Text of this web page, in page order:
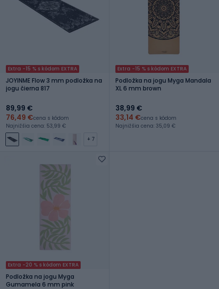
Extra -15 % s kódom EXTRA
JOYINME Flow 3 mm podložka na
jogu čierna 817
89,99 €
76,49 €cena s kódom
Najnižšia cena: 53,99 €
+ 7
Extra -15 % s kódom EXTRA
Podložka na jogu Myga Mandala
XL 6 mm brown
38,99 €
33,14 €cena s kódom
Najnižšia cena: 35,09 €
Extra -20 % s kódom EXTRA
Podložka na jogu Myga
Gumamela 6 mm pink